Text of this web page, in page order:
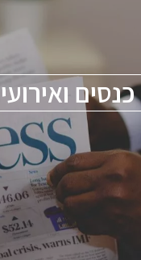
כנסים
בתעשיית הסמיקונדקטור
be held on May 12-
for everyone
industry, including
experts, and senior
לחץ לפרטים